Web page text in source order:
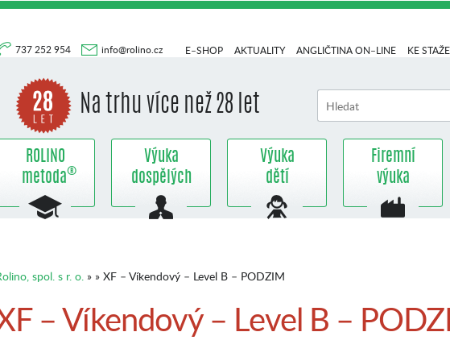
737 252 954 info@rolino.cz
Na trhu více než 28 let
E–SHOP AKTUALITY ANGLIČTINA ON–LINE KE
ROLINO
metoda®
Výuka
dospělých
Výuka
dětí
Firemní
výuka
spol. s r. o. » » XF – Víkendový – Level B – PODZIM
– Víkendový – Level B –